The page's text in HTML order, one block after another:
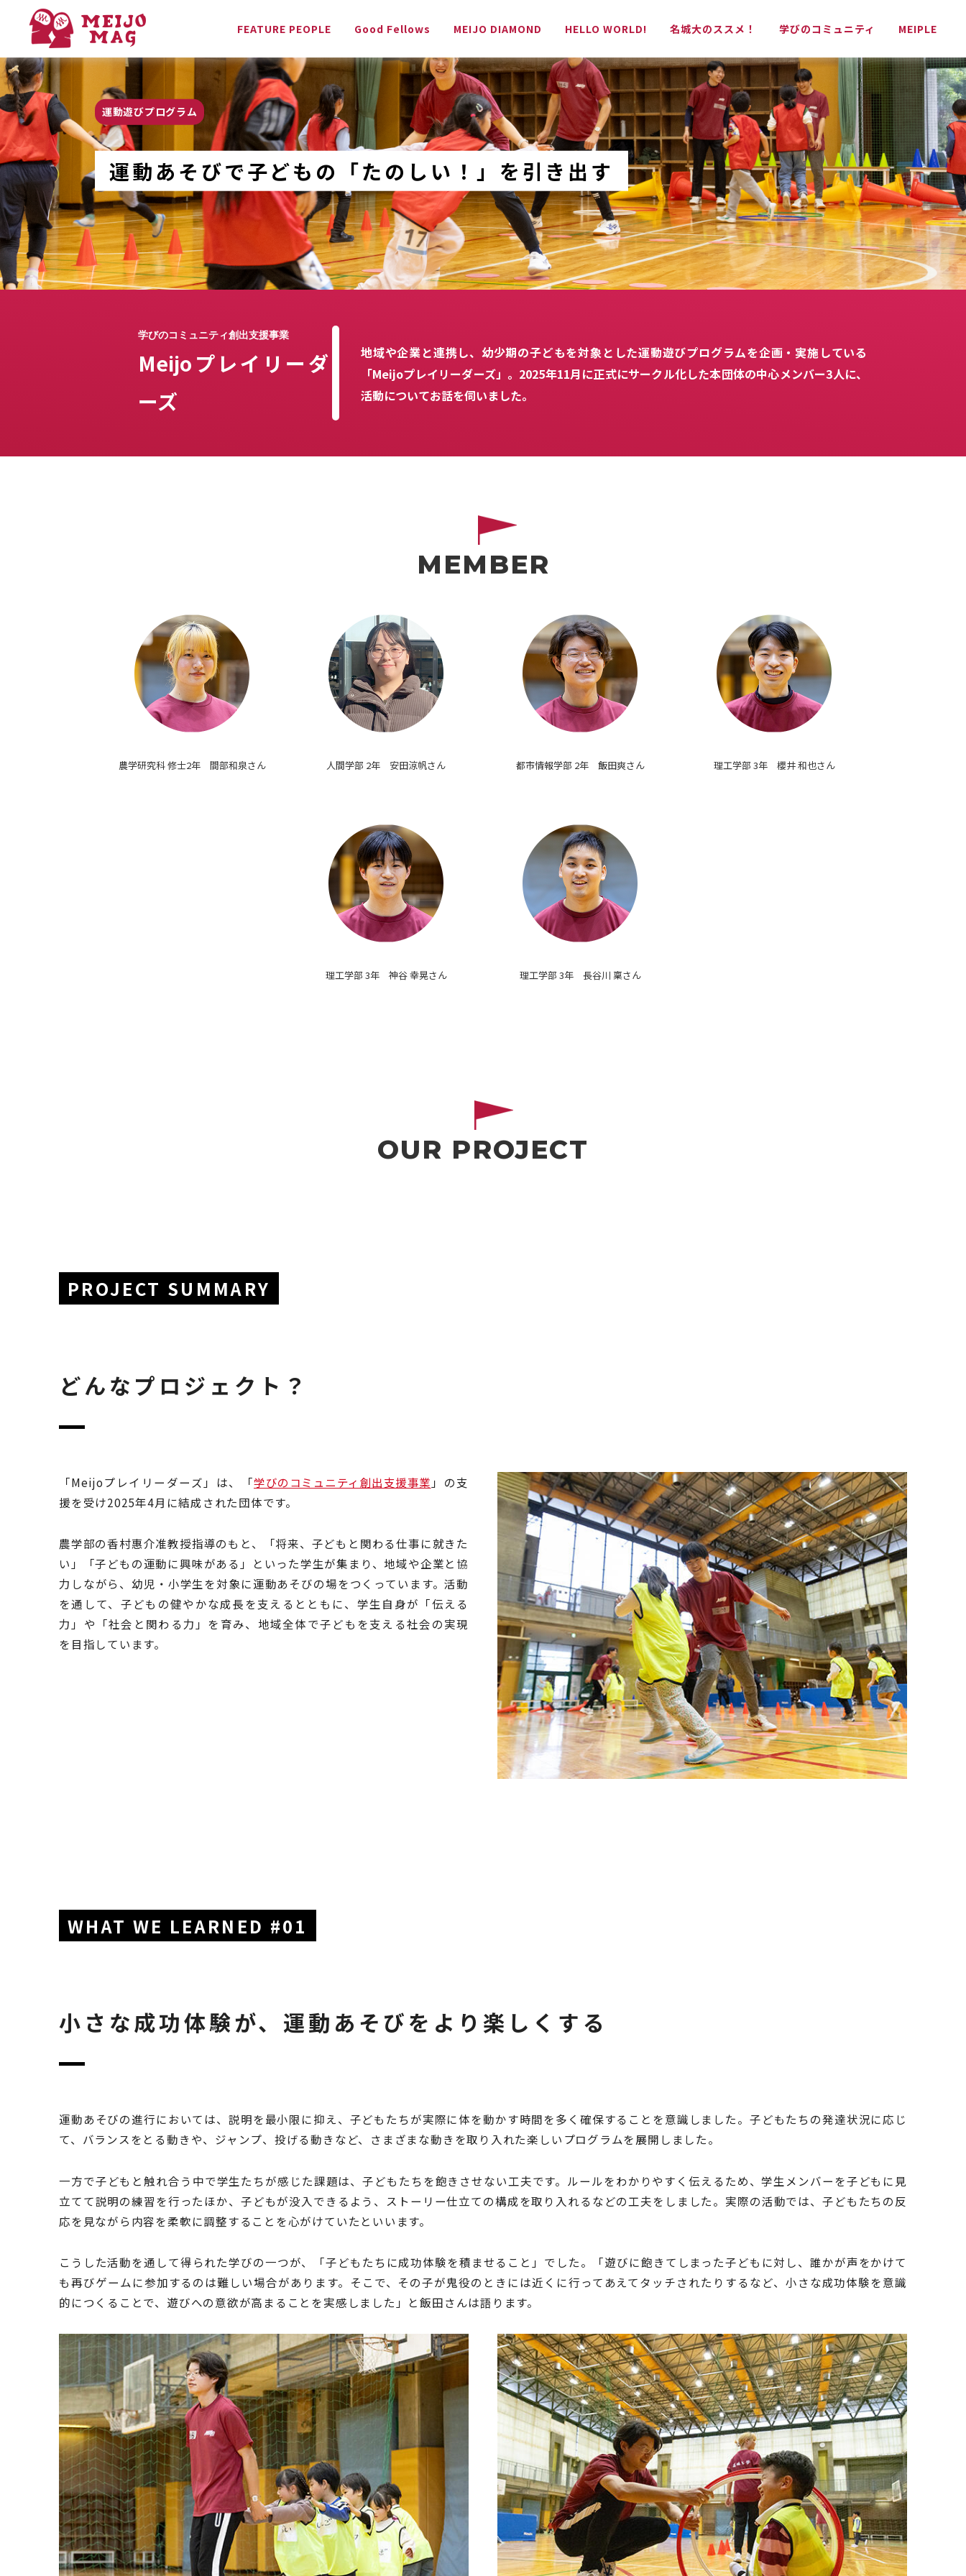
FEATURE PEOPLE Good Fellows MEIJO DIAMOND HELLO WORLD! 名城大のススメ！ 学びのコミュニティ MEIPLE
運動遊びプログラム
運動あそびで子どもの「たのしい！」を引き出す
学びのコミュニティ創出支援事業
Meijoプレイリーダ
ーズ
地域や企業と連携し、幼少期の子どもを対象とした運動遊びプログラムを企画・実施している
「Meijoプレイリーダーズ」。2025年11月に正式にサークル化した本団体の中心メンバー3人に、
活動についてお話を伺いました。
MEMBER
農学研究科 修士2年 間部和泉さん 人間学部 2年 安田涼帆さん 都市情報学部 2年 飯田爽さん 理工学部 3年 櫻井 和也さん
理工学部 3年 神谷 幸晃さん 理工学部 3年 長谷川 稟さん
OUR PROJECT
PROJECT SUMMARY
どんなプロジェクト？
「Meijoプレイリーダーズ」は、「学びのコミュニティ創出支援事業 」の支
援を受け2025年4月に結成された団体です。
農学部の香村惠介准教授指導のもと、「将来、子どもと関わる仕事に就きた
い」「子どもの運動に興味がある」といった学生が集まり、地域や企業と協
力しながら、幼児・小学生を対象に運動あそびの場をつくっています。活動
を通して、子どもの健やかな成長を支えるとともに、学生自身が「伝える
力」や「社会と関わる力」を育み、地域全体で子どもを支える社会の実現
を目指しています。
WHAT WE LEARNED #01
小さな成功体験が、運動あそびをより楽しくする
運動あそびの進行においては、説明を最小限に抑え、子どもたちが実際に体を動かす時間を多く確保することを意識しました。子どもたちの発達状況に応じ
て、バランスをとる動きや、ジャンプ、投げる動きなど、さまざまな動きを取り入れた楽しいプログラムを展開しました。
一方で子どもと触れ合う中で学生たちが感じた課題は、子どもたちを飽きさせない工夫です。ルールをわかりやすく伝えるため、学生メンバーを子どもに見
立てて説明の練習を行ったほか、子どもが没入できるよう、ストーリー仕立ての構成を取り入れるなどの工夫をしました。実際の活動では、子どもたちの反
応を見ながら内容を柔軟に調整することを心がけていたといいます。
こうした活動を通して得られた学びの一つが、「子どもたちに成功体験を積ませること」でした。「遊びに飽きてしまった子どもに対し、誰かが声をかけて
も再びゲームに参加するのは難しい場合があります。そこで、その子が鬼役のときには近くに行ってあえてタッチされたりするなど、小さな成功体験を意識
的につくることで、遊びへの意欲が高まることを実感しました」と飯田さんは語ります。